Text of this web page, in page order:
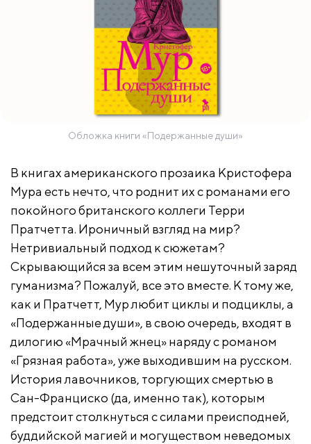
Обложка книги «Подержанные души»
В книгах американского прозаика Кристофера
Мура есть нечто, что роднит их с романами его
покойного британского коллеги Терри
Пратчетта. Ироничный взгляд на мир?
Нетривиальный подход к сюжетам?
Скрывающийся за всем этим нешуточный заряд
гуманизма? Пожалуй, все это вместе. К тому же,
как и Пратчетт, Мур любит циклы и подциклы, а
«Подержанные души», в свою очередь, входят в
дилогию «Мрачный жнец» наряду с романом
«Грязная работа», уже выходившим на русском.
История лавочников, торгующих смертью в
Сан-Франциско (да, именно так), которым
предстоит столкнуться с силами преисподней,
буддийской магией и могуществом неведомых